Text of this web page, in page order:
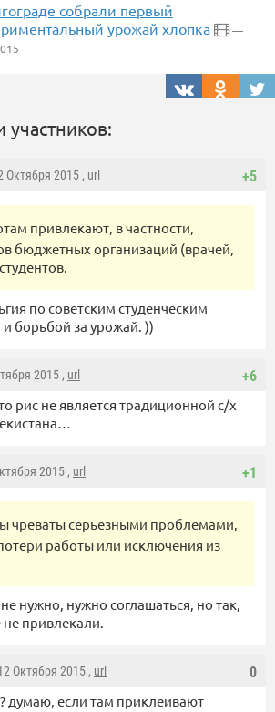
собрали первый
урожай хлопка
—
+5
Октября 2015 , url
привлекают, в частности,
бюджетных организаций (врачей,
по советским студенческим
борьбой за урожай. ))
+6
2015 , url
рис не является традиционной с/х
+1
2015 , url
чреваты серьезными проблемами,
работы или исключения из
нужно, нужно соглашаться, но так,
привлекали.
0
Октября 2015 , url
думаю, если там приклеивают